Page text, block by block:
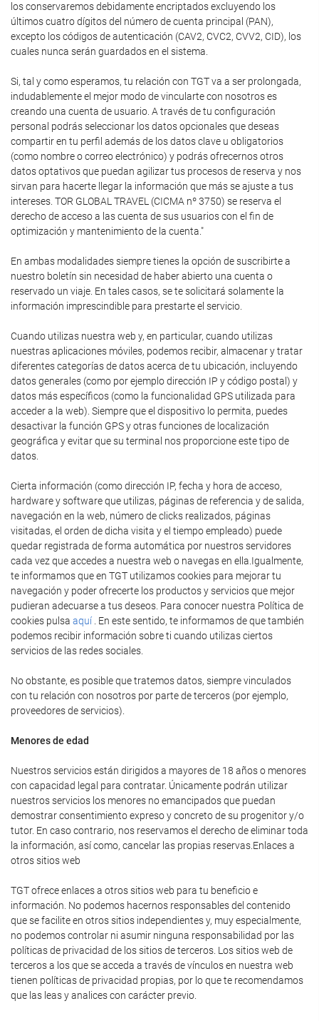
los conservaremos debidamente encriptados excluyendo los
últimos cuatro dígitos del número de cuenta principal (PAN),
excepto los códigos de autenticación (CAV2, CVC2, CVV2, CID), los
cuales nunca serán guardados en el sistema.
Si, tal y como esperamos, tu relación con TGT va a ser prolongada,
indudablemente el mejor modo de vincularte con nosotros es
creando una cuenta de usuario. A través de tu configuración
personal podrás seleccionar los datos opcionales que deseas
compartir en tu perfil además de los datos clave u obligatorios
(como nombre o correo electrónico) y podrás ofrecernos otros
datos optativos que puedan agilizar tus procesos de reserva y nos
sirvan para hacerte llegar la información que más se ajuste a tus
intereses. TOR GLOBAL TRAVEL (CICMA nº 3750) se reserva el
derecho de acceso a las cuenta de sus usuarios con el fin de
optimización y mantenimiento de la cuenta."
En ambas modalidades siempre tienes la opción de suscribirte a
nuestro boletín sin necesidad de haber abierto una cuenta o
reservado un viaje. En tales casos, se te solicitará solamente la
información imprescindible para prestarte el servicio.
Cuando utilizas nuestra web y, en particular, cuando utilizas
nuestras aplicaciones móviles, podemos recibir, almacenar y tratar
diferentes categorías de datos acerca de tu ubicación, incluyendo
datos generales (como por ejemplo dirección IP y código postal) y
datos más específicos (como la funcionalidad GPS utilizada para
acceder a la web). Siempre que el dispositivo lo permita, puedes
desactivar la función GPS y otras funciones de localización
geográfica y evitar que su terminal nos proporcione este tipo de
datos.
Cierta información (como dirección IP, fecha y hora de acceso,
hardware y software que utilizas, páginas de referencia y de salida,
navegación en la web, número de clicks realizados, páginas
visitadas, el orden de dicha visita y el tiempo empleado) puede
quedar registrada de forma automática por nuestros servidores
cada vez que accedes a nuestra web o navegas en ella.Igualmente,
te informamos que en TGT utilizamos cookies para mejorar tu
navegación y poder ofrecerte los productos y servicios que mejor
pudieran adecuarse a tus deseos. Para conocer nuestra Política de
cookies pulsa aquí . En este sentido, te informamos de que también
podemos recibir información sobre ti cuando utilizas ciertos
servicios de las redes sociales.
No obstante, es posible que tratemos datos, siempre vinculados
con tu relación con nosotros por parte de terceros (por ejemplo,
proveedores de servicios).
Menores de edad
Nuestros servicios están dirigidos a mayores de 18 años o menores
con capacidad legal para contratar. Únicamente podrán utilizar
nuestros servicios los menores no emancipados que puedan
demostrar consentimiento expreso y concreto de su progenitor y/o
tutor. En caso contrario, nos reservamos el derecho de eliminar toda
la información, así como, cancelar las propias reservas.Enlaces a
otros sitios web
TGT ofrece enlaces a otros sitios web para tu beneficio e
información. No podemos hacernos responsables del contenido
que se facilite en otros sitios independientes y, muy especialmente,
no podemos controlar ni asumir ninguna responsabilidad por las
políticas de privacidad de los sitios de terceros. Los sitios web de
terceros a los que se acceda a través de vínculos en nuestra web
tienen políticas de privacidad propias, por lo que te recomendamos
que las leas y analices con carácter previo.